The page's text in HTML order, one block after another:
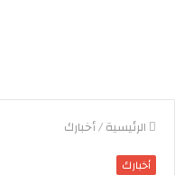
الرئيسية/أخبارك
أخبارك